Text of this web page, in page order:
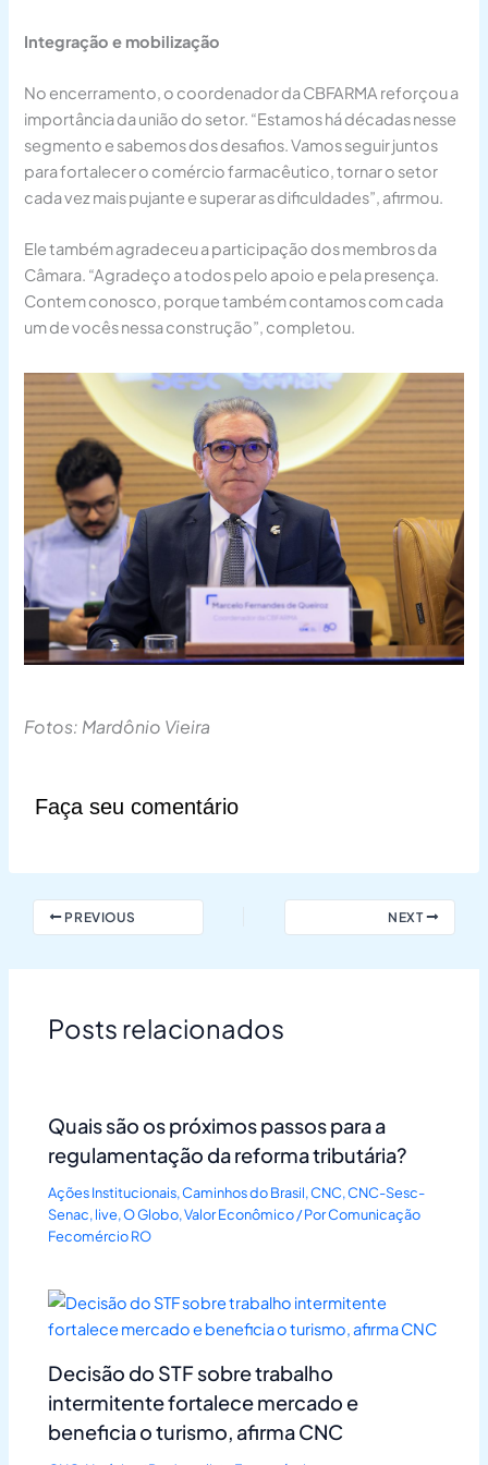
Integração e mobilização
No encerramento, o coordenador da CBFARMA reforçou a
importância da união do setor. “Estamos há décadas nesse
segmento e sabemos dos desafios. Vamos seguir juntos
para fortalecer o comércio farmacêutico, tornar o setor
cada vez mais pujante e superar as dificuldades”, afirmou.
Ele também agradeceu a participação dos membros da
Câmara. “Agradeço a todos pelo apoio e pela presença.
Contem conosco, porque também contamos com cada
um de vocês nessa construção”, completou.
Fotos: Mardônio Vieira
Faça seu comentário
PREVIOUS NEXT
Posts relacionados
Quais são os próximos passos para a
regulamentação da reforma tributária?
Ações Institucionais,Caminhos do Brasil,CNC,CNC-Sesc-
Senac,live,O Globo,Valor Econômico/ PorComunicação
Fecomércio RO
Decisão do STF sobre trabalho
intermitente fortalece mercado e
beneficia o turismo, afirma CNC